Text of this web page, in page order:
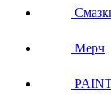
Мерч